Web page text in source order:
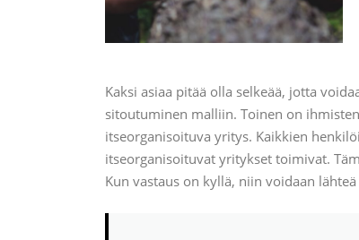
Kaksi asiaa pitää olla selkeää, jotta
sitoutuminen malliin. Toinen on
itseorganisoituva yritys. Kaikkien
itseorganisoituvat yritykset toimivat.
Kun vastaus on kyllä, niin voidaan